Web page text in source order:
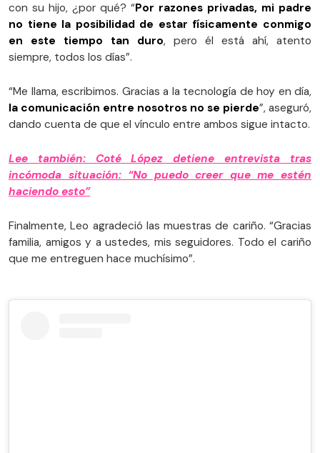
con su hijo, ¿por qué? “Por razones privadas, mi padre
no tiene la posibilidad de estar físicamente conmigo
en este tiempo tan duro, pero él está ahí, atento
siempre, todos los días”.
“Me llama, escribimos. Gracias a la tecnología de hoy en día,
la comunicación entre nosotros no se pierde”, aseguró,
dando cuenta de que el vínculo entre ambos sigue intacto.
Lee también: Coté López detiene entrevista tras
incómoda situación: “No puedo creer que me estén
haciendo esto”
Finalmente, Leo agradeció las muestras de cariño. “Gracias
familia, amigos y a ustedes, mis seguidores. Todo el cariño
que me entreguen hace muchísimo”.